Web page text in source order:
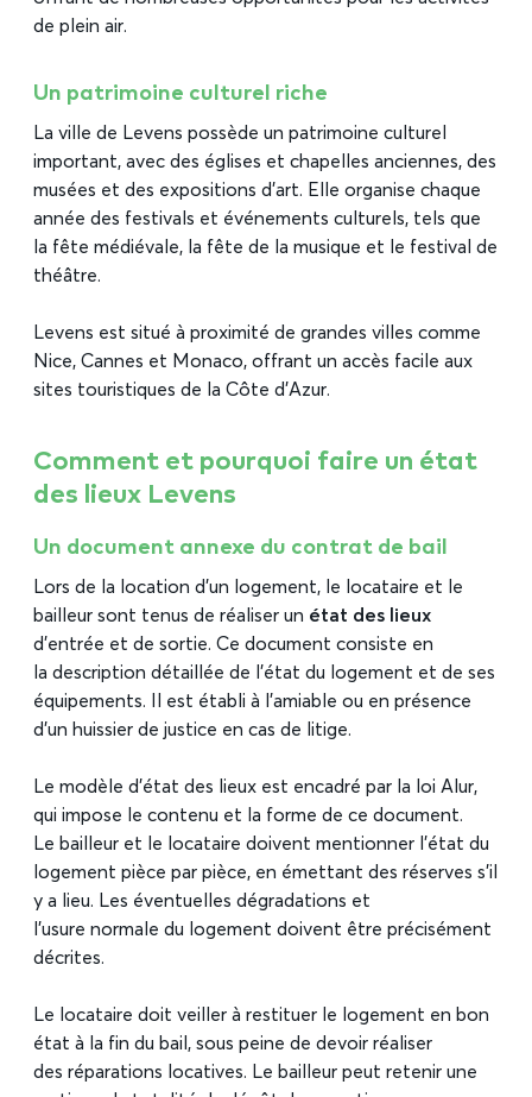
de plein air.
Un patrimoine culturel riche
La ville de Levens possède un patrimoine culturel
important, avec des églises et chapelles anciennes, des
musées et des expositions d’art. Elle organise chaque
année des festivals et événements culturels, tels que
la fête médiévale, la fête de la musique et le festival de
théâtre.
Levens est situé à proximité de grandes villes comme
Nice, Cannes et Monaco, offrant un accès facile aux
sites touristiques de la Côte d’Azur.
Comment et pourquoi faire un état
des lieux Levens
Un document annexe du contrat de bail
Lors de la location d’un logement, le locataire et le
bailleur sont tenus de réaliser un état des lieux
d’entrée et de sortie. Ce document consiste en
la description détaillée de l’état du logement et de ses
équipements. Il est établi à l’amiable ou en présence
d’un huissier de justice en cas de litige.
Le modèle d’état des lieux est encadré par la loi Alur,
qui impose le contenu et la forme de ce document.
Le bailleur et le locataire doivent mentionner l’état du
logement pièce par pièce, en émettant des réserves s’il
y a lieu. Les éventuelles dégradations et
l’usure normale du logement doivent être précisément
décrites.
Le locataire doit veiller à restituer le logement en bon
état à la fin du bail, sous peine de devoir réaliser
des réparations locatives. Le bailleur peut retenir une